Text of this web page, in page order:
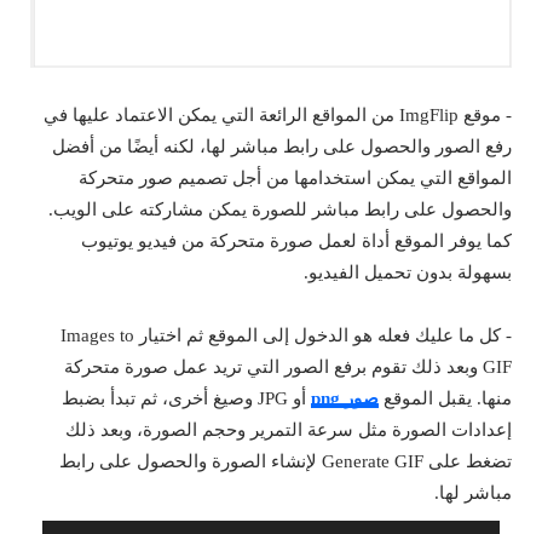
- موقع ImgFlip من المواقع الرائعة التي يمكن الاعتماد عليها في
رفع الصور والحصول على رابط مباشر لها، لكنه أيضًا من أفضل
المواقع التي يمكن استخدامها من أجل تصميم صور متحركة
والحصول على رابط مباشر للصورة يمكن مشاركته على الويب.
كما يوفر الموقع أداة لعمل صورة متحركة من فيديو يوتيوب
بسهولة بدون تحميل الفيديو.
- كل ما عليك فعله هو الدخول إلى الموقع ثم اختيار Images to
GIF وبعد ذلك تقوم برفع الصور التي تريد عمل صورة متحركة
منها. يقبل الموقع صور png
أو JPG وصيغ أخرى، ثم تبدأ بضبط
إعدادات الصورة مثل سرعة التمرير وحجم الصورة، وبعد ذلك
تضغط على Generate GIF لإنشاء الصورة والحصول على رابط
مباشر لها.